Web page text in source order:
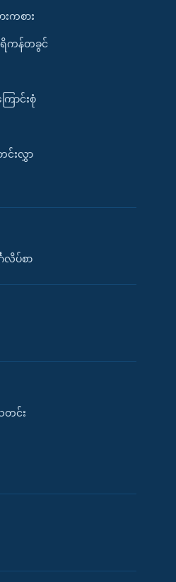
ကစား
ကန်တခွင်
ောင်းစုံ
းလွှာ
လိပ်စာ
င်း